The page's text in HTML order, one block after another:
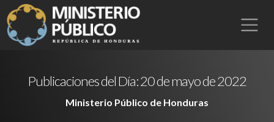
Publicaciones del Día:20 de mayo de 2022
Ministerio Público de Honduras